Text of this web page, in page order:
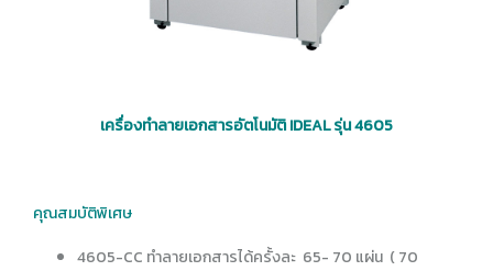
เครื่องทำลายเอกสารอัตโนมัติ IDEAL รุ่น 4605
คุณสมบัติพิเศษ
4605-CC ทำลายเอกสารได้ครั้งละ 65- 70 แผ่น ( 70